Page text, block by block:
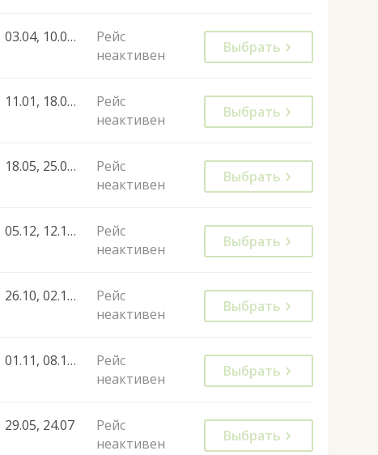
03.04, 10.04, 17.04, 24.04, 01.05, 08.05, 15.05, 22.05, 29.05, 05.06, 12.06, 19.06, 26.06, 03.07, 10.07, 17.07, 24.07, 31.07, 07.08, 14.08, 21.08, 28.08, 04.09, 11.09, 18.09, 25.09, 02.10, 09.10, 16.10, 23.10
Рейс
неактивен
Выбрать
11.01, 18.01, 25.01, 01.02, 08.02, 15.02, 22.02, 29.02, 07.03, 14.03, 21.03, 28.03, 31.10, 01.11, 07.11, 08.11, 14.11, 15.11, 21.11, 22.11, 28.11, 29.11, 05.12, 06.12, 12.12, 13.12, 19.12, 20.12, 26.12, 27.12, 02.01, 03.01, 09.01, 10.01, 16.01, 17.01, 23.01, 24.01, 30.01, 31.01, 05.01, 06.02, 07.02, 13.02, 14.02, 20.02, 21.02, 27.02, 28.02, 06.03, 07.03, 13.03, 14.03, 20.03, 21.03, 27.03, 28.03, 30.10, 31.10, 06.11, 07.11, 13.11, 14.11, 20.11, 21.11, 27.11, 28.11, 04.12, 05.12, 11.12, 12.12, 18.12, 19.12, 25.12, 26.12, 02.01, 08.01, 09.01, 15.01, 16.01, 22.01, 23.01, 29.01, 30.01, 05.02, 06.02, 12.02, 13.02, 19.02, 20.02, 26.02, 27.02, 05.03, 06.03, 12.03, 13.03, 19.03, 20.03
Рейс
неактивен
Выбрать
18.05, 25.05, 01.06, 08.06, 15.06, 22.06, 29.06, 06.07, 13.07, 20.07, 27.07, 03.08, 10.08, 17.08, 24.08, 31.08, 07.09, 14.09, 21.09, 28.09, 05.10, 12.10, 19.10
Рейс
неактивен
Выбрать
05.12, 12.12, 19.12, 04.01
Рейс
неактивен
Выбрать
26.10, 02.11, 09.11, 16.11, 23.11, 30.11, 07.12, 14.12, 21.12, 28.12, 04.01, 11.01, 18.01, 25.01, 01.02, 08.02, 15.02, 22.02, 01.03, 08.03, 15.03, 22.03
Рейс
неактивен
Выбрать
01.11, 08.11, 15.11, 22.11, 29.11
Рейс
неактивен
Выбрать
29.05, 24.07
Рейс
неактивен
Выбрать